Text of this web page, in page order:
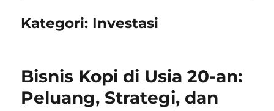
Kategori: Investasi
Bisnis Kopi di Usia 20-an:
Peluang, Strategi, dan